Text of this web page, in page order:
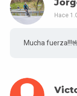
Hace
Mucha